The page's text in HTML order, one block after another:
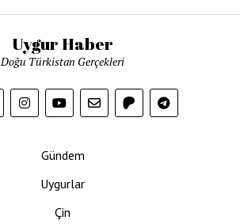
Uygur Haber
Doğu Türkistan Gerçekleri
Gündem
Uygurlar
Çin